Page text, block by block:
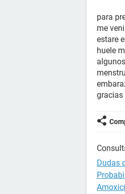
para
me
estare
huele
gracias
Dudas